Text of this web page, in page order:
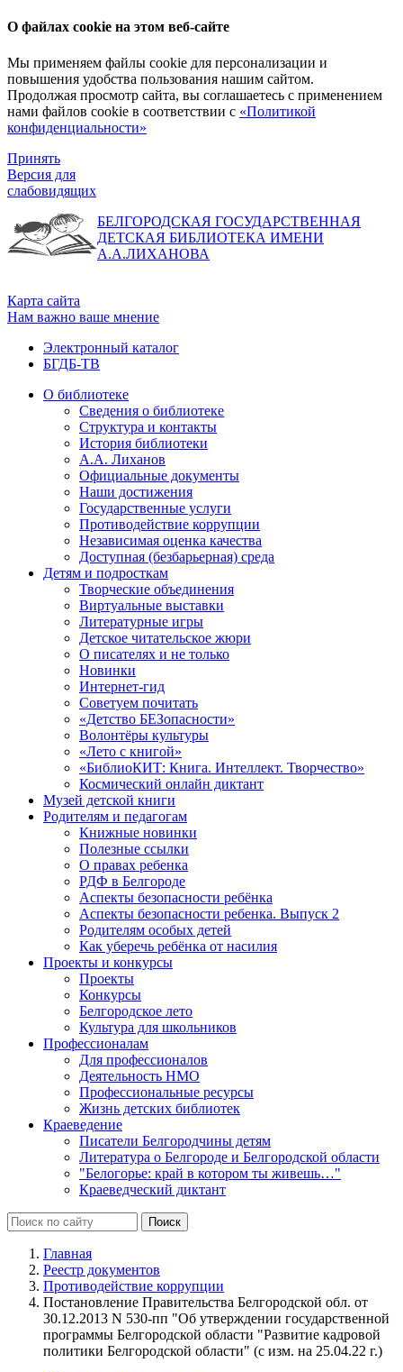
О файлах cookie на этом веб-сайте
Мы применяем файлы cookie для персонализации и
повышения удобства пользования нашим сайтом.
Продолжая просмотр сайта, вы соглашаетесь с применением
нами файлов cookie в соответствии с «Политикой
конфиденциальности»
Принять
Версия для
слабовидящих
БЕЛГОРОДСКАЯ ГОСУДАРСТВЕННАЯ
ДЕТСКАЯ БИБЛИОТЕКА ИМЕНИ
А.А.ЛИХАНОВА
Карта сайта
Нам важно ваше мнение
Электронный каталог
БГДБ-ТВ
О библиотеке
Сведения о библиотеке
Структура и контакты
История библиотеки
А.А. Лиханов
Официальные документы
Наши достижения
Государственные услуги
Противодействие коррупции
Независимая оценка качества
Доступная (безбарьерная) среда
Детям и подросткам
Творческие объединения
Виртуальные выставки
Литературные игры
Детское читательское жюри
О писателях и не только
Новинки
Интернет-гид
Советуем почитать
«Детство БЕЗопасности»
Волонтёры культуры
«Лето с книгой»
«БиблиоКИТ: Книга. Интеллект. Творчество»
Космический онлайн диктант
Музей детской книги
Родителям и педагогам
Книжные новинки
Полезные ссылки
О правах ребенка
РДФ в Белгороде
Аспекты безопасности ребёнка
Аспекты безопасности ребенка. Выпуск 2
Родителям особых детей
Как уберечь ребёнка от насилия
Проекты и конкурсы
Проекты
Конкурсы
Белгородское лето
Культура для школьников
Профессионалам
Для профессионалов
Деятельность НМО
Профессиональные ресурсы
Жизнь детских библиотек
Краеведение
Писатели Белгородчины детям
Литература о Белгороде и Белгородской области
"Белогорье: край в котором ты живешь…"
Краеведческий диктант
Главная
Реестр документов
Противодействие коррупции
Постановление Правительства Белгородской обл. от
30.12.2013 N 530-пп "Об утверждении государственной
программы Белгородской области "Развитие кадровой
политики Белгородской области" (с изм. на 25.04.22 г.)